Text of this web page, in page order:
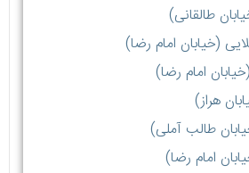
طالقانی)
(خیابان امام رضا)
امام رضا)
هراز)
طالب آملی)
امام رضا)